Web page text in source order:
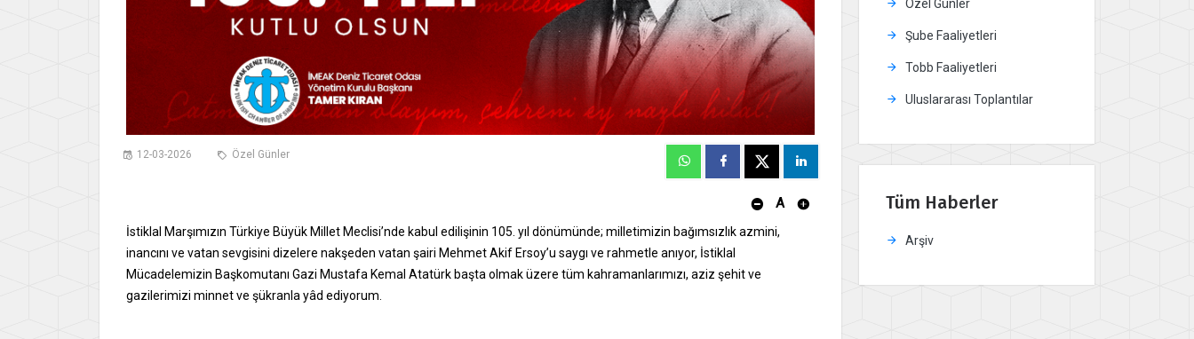
12-03-2026 Özel Günler
A
İstiklal Marşımızın Türkiye Büyük Millet Meclisi’nde kabul edilişinin 105. yıl dönümünde; milletimizin bağımsızlık azmini,
inancını ve vatan sevgisini dizelere nakşeden vatan şairi Mehmet Akif Ersoy’u saygı ve rahmetle anıyor, İstiklal
Mücadelemizin Başkomutanı Gazi Mustafa Kemal Atatürk başta olmak üzere tüm kahramanlarımızı, aziz şehit ve
gazilerimizi minnet ve şükranla yâd ediyorum.
Özel Günler
Şube Faaliyetleri
Tobb Faaliyetleri
Uluslararası Toplantılar
Tüm Haberler
Arşiv